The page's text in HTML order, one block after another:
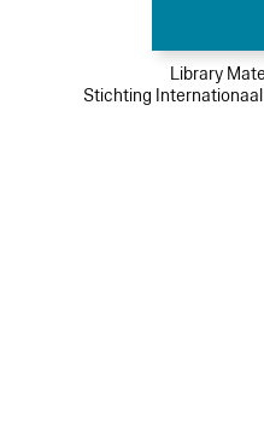
Library
Stichting